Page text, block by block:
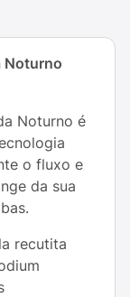
Noturno
Noturno é
o fluxo e
da sua
recutita